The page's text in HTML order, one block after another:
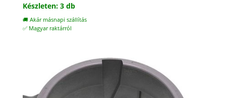
Készleten: 3 db
🚚 Akár másnapi szállítás
✅ Magyar raktárról